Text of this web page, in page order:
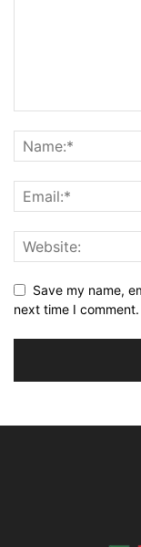
Save my name,
next time I comment.